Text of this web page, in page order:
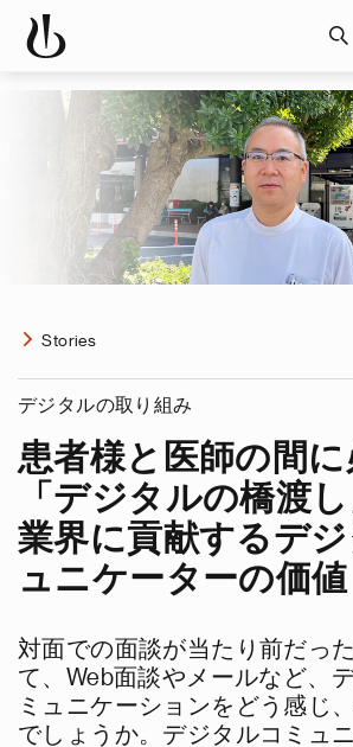
Stories
デジタルの取り組み
患者様と医師の間に
「デジタルの橋渡
業界に貢献するデジ
ュニケーターの価値
対面での面談が当たり前だっ
て、Web面談やメールなど、
ミュニケーションをどう感じ
でしょうか。デジタルコミュ